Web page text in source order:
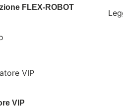
FLEX-ROBOT
VIP